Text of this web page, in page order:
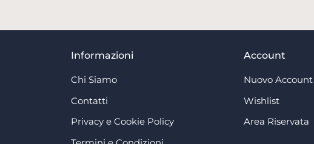
Informazioni
Chi Siamo
Contatti
Privacy e Cookie Policy
Account
Nuovo Account
Wishlist
Area Riservata